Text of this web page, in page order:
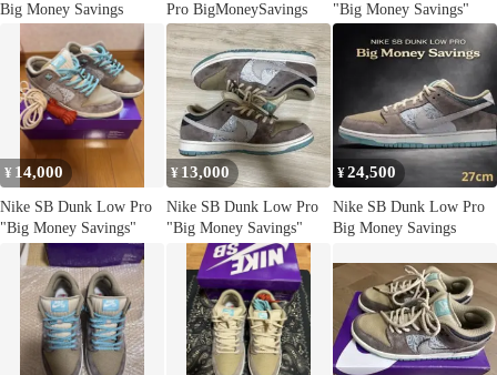
Big Money Savings
Pro BigMoneySavings
"Big Money Savings"
¥ 14,000
Nike SB Dunk Low Pro
"Big Money Savings"
¥ 13,000
Nike SB Dunk Low Pro
"Big Money Savings"
¥24,500
Nike SB Dunk Low Pro
Big Money Savings